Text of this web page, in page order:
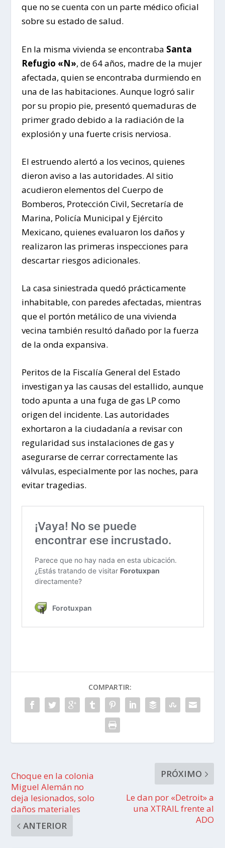
que no se cuenta con un parte médico oficial
sobre su estado de salud.
En la misma vivienda se encontraba Santa
Refugio «N», de 64 años, madre de la mujer
afectada, quien se encontraba durmiendo en
una de las habitaciones. Aunque logró salir
por su propio pie, presentó quemaduras de
primer grado debido a la radiación de la
explosión y una fuerte crisis nerviosa.
El estruendo alertó a los vecinos, quienes
dieron aviso a las autoridades. Al sitio
acudieron elementos del Cuerpo de
Bomberos, Protección Civil, Secretaría de
Marina, Policía Municipal y Ejército
Mexicano, quienes evaluaron los daños y
realizaron las primeras inspecciones para
descartar riesgos adicionales.
La casa siniestrada quedó prácticamente
inhabitable, con paredes afectadas, mientras
que el portón metálico de una vivienda
vecina también resultó dañado por la fuerza
de la onda expansiva.
Peritos de la Fiscalía General del Estado
investigan ya las causas del estallido, aunque
todo apunta a una fuga de gas LP como
origen del incidente. Las autoridades
exhortaron a la ciudadanía a revisar con
regularidad sus instalaciones de gas y
asegurarse de cerrar correctamente las
válvulas, especialmente por las noches, para
evitar tragedias.
COMPARTIR:
Choque en la colonia
Miguel Alemán no
deja lesionados, solo
daños materiales
ANTERIOR
PRÓXIMO
Le dan por «Detroit» a
una XTRAIL frente al
ADO